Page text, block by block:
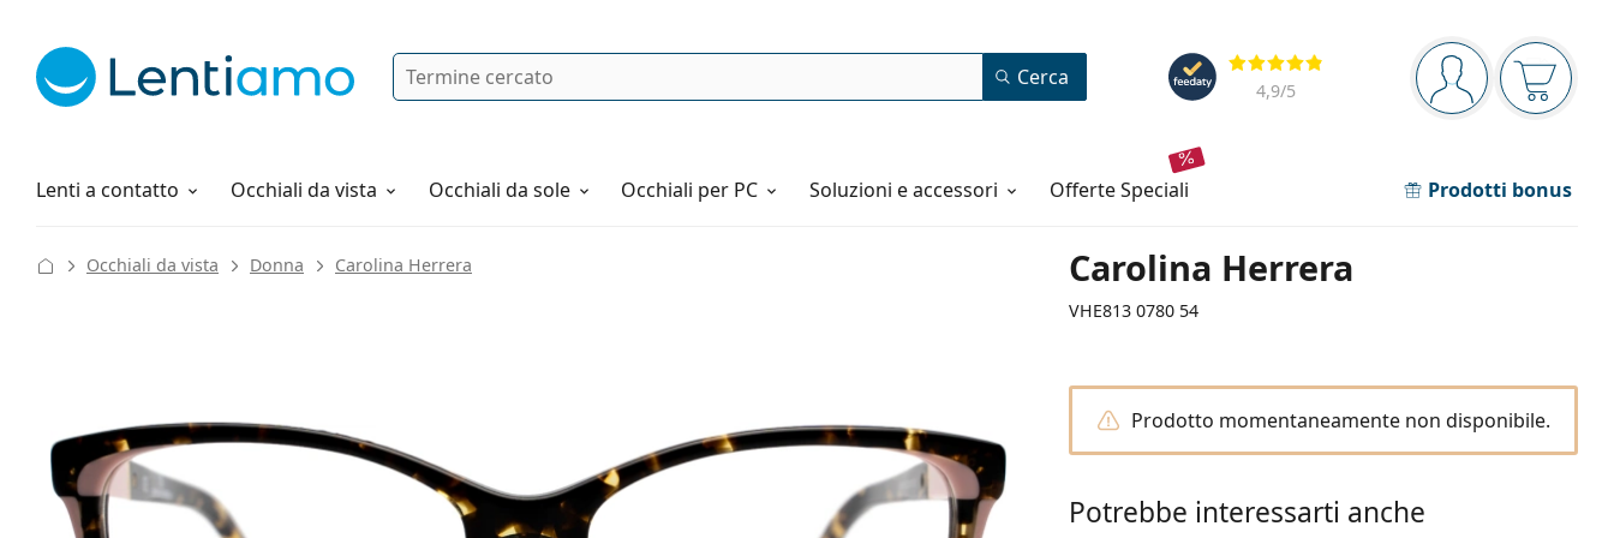
Barra di navigazione
sei connesso
Il
Valutazione
4,9/5
Ricerca Cerca
Lenti a contatto
Soluzioni Occhiali da vista Occhiali da sole Occhiali per PC Soluzioni e accessori offerte speciali Prodotti bonus
Tutto sugli acquisti
Carolina Herrera
VHE813 0780 54
Occhiali da vista Donna Carolina Herrera
Prodotto momentaneamente non disponibile.
Potrebbe interessarti anche